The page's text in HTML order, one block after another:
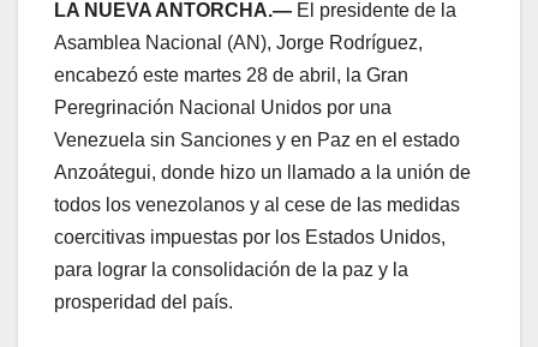
LA NUEVA ANTORCHA.— El presidente de la
Asamblea Nacional (AN), Jorge Rodríguez,
encabezó este martes 28 de abril, la Gran
Peregrinación Nacional Unidos por una
Venezuela sin Sanciones y en Paz en el estado
Anzoátegui, donde hizo un llamado a la unión de
todos los venezolanos y al cese de las medidas
coercitivas impuestas por los Estados Unidos,
para lograr la consolidación de la paz y la
prosperidad del país.